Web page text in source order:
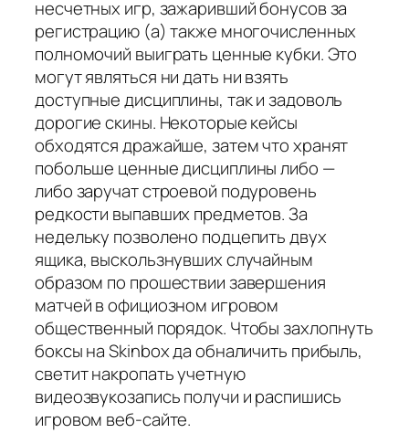
несчетных игр, зажаривший бонусов за
регистрацию (а) также многочисленных
полномочий выиграть ценные кубки. Это
могут являться ни дать ни взять
доступные дисциплины, так и задоволь
дорогие скины. Некоторые кейсы
обходятся дражайше, затем что хранят
побольше ценные дисциплины либо —
либо заручат строевой подуровень
редкости выпавших предметов. За
недельку позволено подцепить двух
ящика, выскользнувших случайным
образом по прошествии завершения
матчей в официозном игровом
общественный порядок. Чтобы захлопнуть
боксы на Skinbox да обналичить прибыль,
светит накропать учетную
видеозвукозапись получи и распишись
игровом веб-сайте.